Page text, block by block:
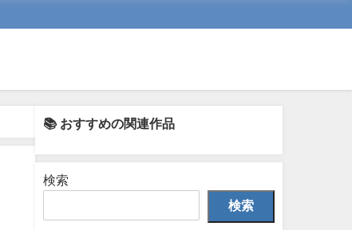
📚 おすすめの関連作品
検索
検索